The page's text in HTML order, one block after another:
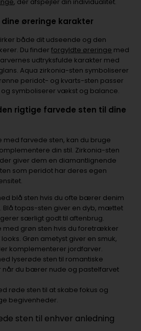
, der afspejler din individualitet.
øreringe karakter
både dit udseende og den
Du finderforgyldte øreringe med
udtryksfulde karakter med
Aqua zirkonia-sten symboliserer
peridot- og kvarts-sten passer
og symboliserer vækst og balance.
rigtige farvede sten til dine
farvede sten, kan du bruge
din stil. Zirkonia-sten
giver dem en diamantlignende
som peridot har deres egen
blå sten hvis du ofte bærer denim
Blå topas-sten giver en dyb, mættet
særligt godt til aftenbrug.
med grøn sten hvis du foretrækker
Grøn ametyst giver en smuk,
komplementerer jordfarver.
lyserøde sten til romantiske
når du bærer nude og pastelfarvet
røde sten til at skabe fokus og
begivenheder.
sten til enhver anledning